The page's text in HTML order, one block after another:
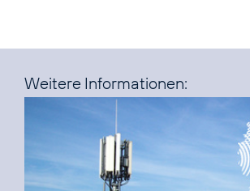
Weitere Informationen: